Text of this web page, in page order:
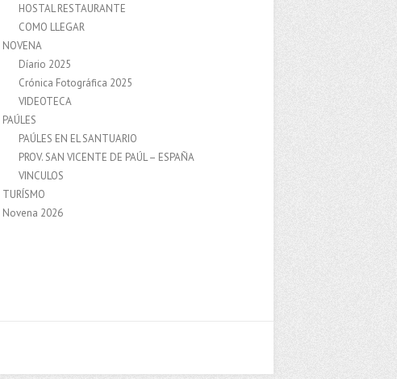
HOSTAL RESTAURANTE
COMO LLEGAR
NOVENA
Díario 2025
Crónica Fotográfica 2025
VIDEOTECA
PAÚLES
PAÚLES EN EL SANTUARIO
PROV. SAN VICENTE DE PAÚL – ESPAÑA
VINCULOS
TURÍSMO
Novena 2026